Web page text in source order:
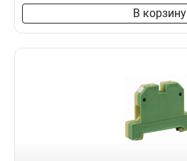
В корзину